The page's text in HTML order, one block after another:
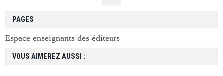
VOUS AIMEREZ AUSSI :
PAGES
Espace enseignants des éditeurs